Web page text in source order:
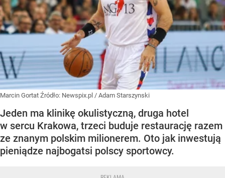
Marcin Gortat Źródło: Newspix.pl / Adam Starszynski
Jeden ma klinikę okulistyczną, druga hotel
w sercu Krakowa, trzeci buduje restaurację razem
ze znanym polskim milionerem. Oto jak inwestują
pieniądze najbogatsi polscy sportowcy.